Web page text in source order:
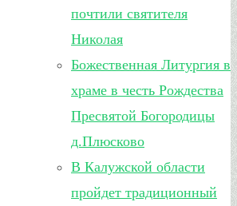
почтили святителя
Николая
Божественная Литургия в
храме в честь Рождества
Пресвятой Богородицы
д.Плюсково
В Калужской области
пройдет традиционный